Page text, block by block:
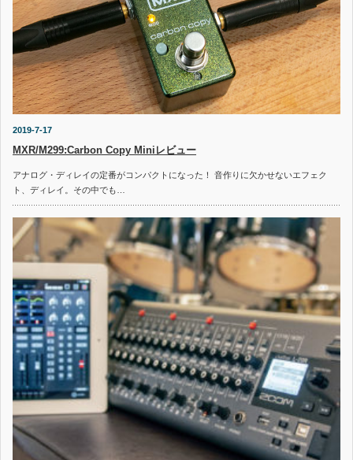
2019-7-17
MXR/M299:Carbon Copy Miniレビュー
アナログ・ディレイの定番がコンパクトになった！ 音作りに欠かせないエフェク
ト、ディレイ。その中でも…